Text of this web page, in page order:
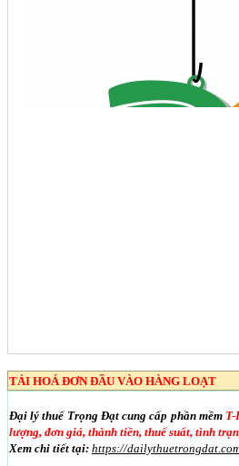
TẢI HOÁ ĐƠN ĐẦU VÀO HÀNG LOẠT
Đại lý thuế Trọng Đạt cung cấp phần mềm
lượng, đơn giá, thành tiền, thuế suất, tình
Xem chi tiết tại: https://